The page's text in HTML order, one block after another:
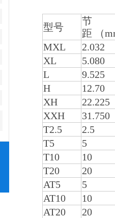
型号
节
距 （
MXL
2.032
XL
5.080
L
9.525
H
12.70
XH
22.225
XXH
31.750
T2.5
2.5
T5
5
T10
10
T20
20
AT5
5
AT10
10
AT20
20